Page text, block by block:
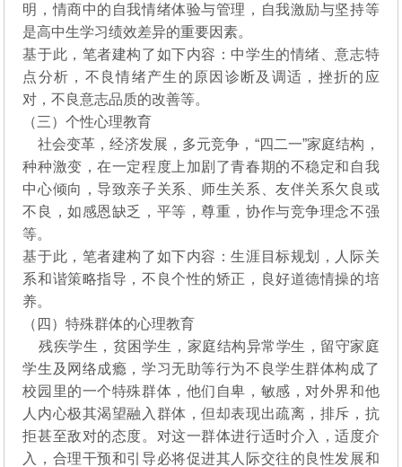
明，情商中的自我情绪体验与管理，自我激励与坚持等
是高中生学习绩效差异的重要因素。
基于此，笔者建构了如下内容：中学生的情绪、意志特
点分析，不良情绪产生的原因诊断及调适，挫折的应
对，不良意志品质的改善等。
（三）个性心理教育
社会变革，经济发展，多元竞争，“四二一”家庭结构，
种种激变，在一定程度上加剧了青春期的不稳定和自我
中心倾向，导致亲子关系、师生关系、友伴关系欠良或
不良，如感恩缺乏，平等，尊重，协作与竞争理念不强
等。
基于此，笔者建构了如下内容：生涯目标规划，人际关
系和谐策略指导，不良个性的矫正，良好道德情操的培
养。
（四）特殊群体的心理教育
残疾学生，贫困学生，家庭结构异常学生，留守家庭
学生及网络成瘾，学习无助等行为不良学生群体构成了
校园里的一个特殊群体，他们自卑，敏感，对外界和他
人内心极其渴望融入群体，但却表现出疏离，排斥，抗
拒甚至敌对的态度。对这一群体进行适时介入，适度介
入，合理干预和引导必将促进其人际交往的良性发展和